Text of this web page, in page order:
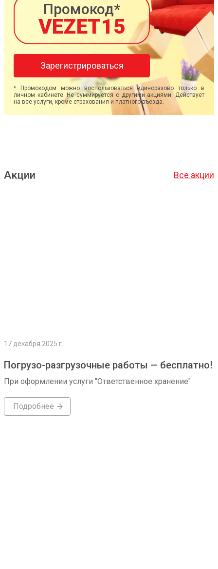
Промокод*
VEZET15
Зарегистрироваться
* Промокодом можно воспользоваться единоразово только в
личном кабинете. Не суммируется с другими акциями. Действует
на все услуги, кроме страхования и платного въезда.
Акции Все акции
17 декабря 2025 г.
Погрузо-разгрузочные работы — бесплатно!
При оформлении услуги "Ответственное хранение"
Подробнее